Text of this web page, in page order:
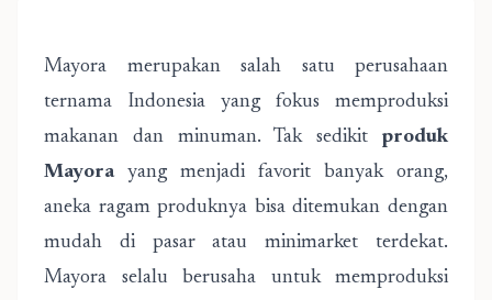
Mayora merupakan salah satu perusahaan
ternama Indonesia yang fokus memproduksi
makanan dan minuman. Tak sedikit produk
Mayorayang menjadi favorit banyak orang,
aneka ragam produknya bisa ditemukan dengan
mudah di pasar atau minimarket terdekat.
Mayora selalu berusaha untuk memproduksi